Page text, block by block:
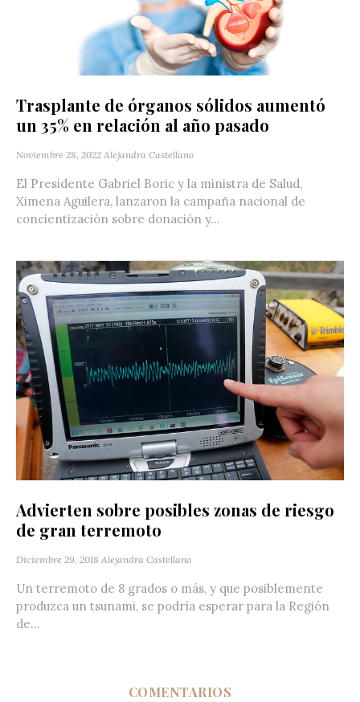
Trasplante de órganos sólidos aumentó
un 35% en relación al año pasado
Noviembre 28, 2022 Alejandra Castellano
El Presidente Gabriel Boric y la ministra de Salud,
Ximena Aguilera, lanzaron la campaña nacional de
concientización sobre donación y...
Advierten sobre posibles zonas de riesgo
de gran terremoto
Diciembre 29, 2018 Alejandra Castellano
Un terremoto de 8 grados o más, y que posiblemente
produzca un tsunami, se podría esperar para la Región
de...
COMENTARIOS